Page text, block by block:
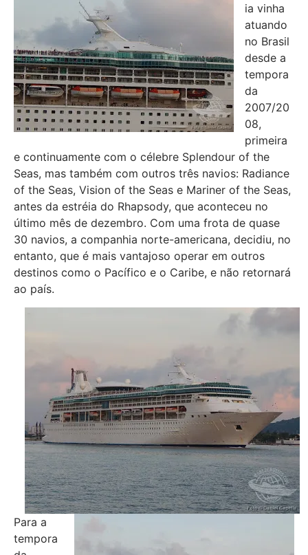
ia vinha
atuando
no Brasil
desde a
tempora
da
2007/20
08,
primeira
e continuamente com o célebre Splendour of the
Seas, mas também com outros três navios: Radiance
of the Seas, Vision of the Seas e Mariner of the Seas,
antes da estréia do Rhapsody, que aconteceu no
último mês de dezembro. Com uma frota de quase
30 navios, a companhia norte-americana, decidiu, no
entanto, que é mais vantajoso operar em outros
destinos como o Pacífico e o Caribe, e não retornará
ao país.
Para a
tempora